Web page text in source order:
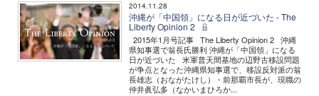
2014.11.28
沖縄が「中国領」になる日が近づいた - The
Liberty Opinion 2
2015年1月号記事 The Liberty Opinion 2 沖縄
県知事選で翁長氏勝利 沖縄が「中国領」になる
日が近づいた 米軍普天間基地の辺野古移設問題
が争点となった沖縄県知事選で、移設反対派の翁
長雄志（おながたけし）・前那覇市長が、現職の
仲井眞弘多（なかいまひろか...